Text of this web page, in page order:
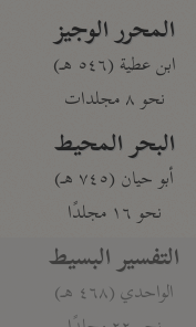
المحرر الوجيز
ابن عطية (٥٤٦ هـ)
نحو ٨ مجلدات
البحر المحيط
أبو حيان (٧٤٥ هـ)
نحو ١٦ مجلدًا
التفسير البسيط
الواحدي (٤٦٨ هـ)